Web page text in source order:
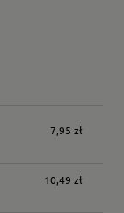
7,95 zł
10,49 zł